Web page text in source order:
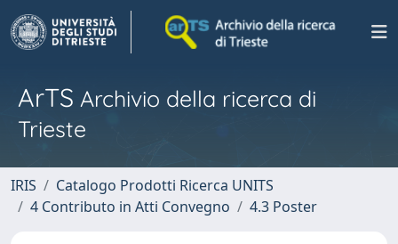
ArTS Archivio della ricerca di
Trieste
IRIS
Catalogo Prodotti Ricerca UNITS
4 Contributo in Atti Convegno
4.3 Poster